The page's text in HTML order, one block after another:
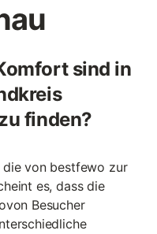
sind in
finden?
die von bestfewo zur
es, dass die
Besucher